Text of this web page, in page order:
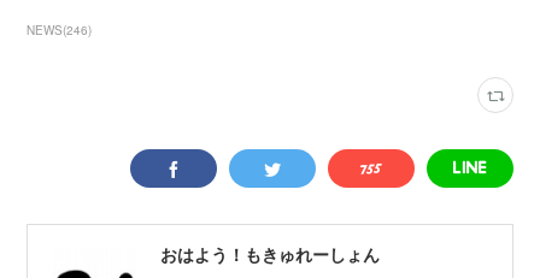
NEWS(246)
おはよう！もきゅれーしょん